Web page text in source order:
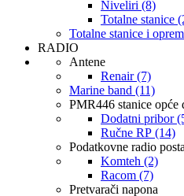
Niveliri (8)
Totalne stanice
Totalne stanice i
RADIO
Antene
Renair (7)
Marine band (11)
PMR446 stanice opće
Dodatni pribor
Ručne RP (14)
Podatkovne radio
Komteh (2)
Racom (7)
Pretvarači napona